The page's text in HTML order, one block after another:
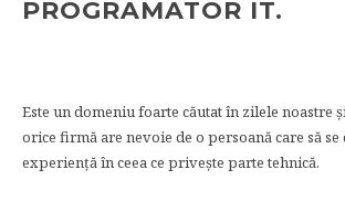
PROGRAMATOR IT.
Este un domeniu foarte căutat în zilele noastre
orice firmă are nevoie de o persoană care să se
experiență în ceea ce privește parte tehnică.